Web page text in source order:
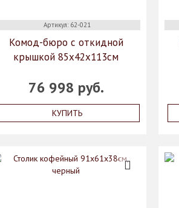
Артикул: 62-021
Комод-бюро с откидной
крышкой 85х42х113см
76 998 руб.
КУПИТЬ